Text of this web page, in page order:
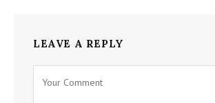
LEAVE A REPLY